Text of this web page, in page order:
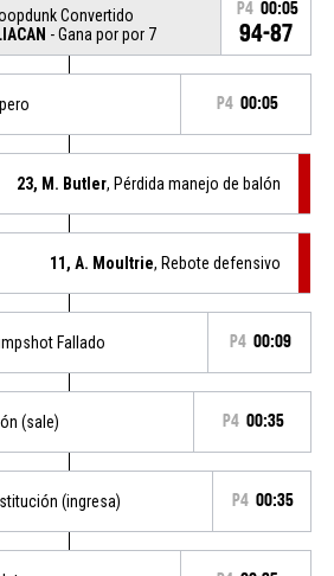
Convertido
- Gana por por 7
P4 00:05
94-87
P4 00:05
23, M. Butler, Pérdida manejo de balón
11, A. Moultrie, Rebote defensivo
Fallado P4 00:09
(sale) P4 00:35
(ingresa) P4 00:35